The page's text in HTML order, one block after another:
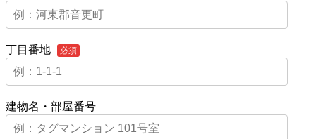
丁目番地 必須
建物名・部屋番号